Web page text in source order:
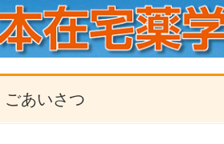
ごあいさつ